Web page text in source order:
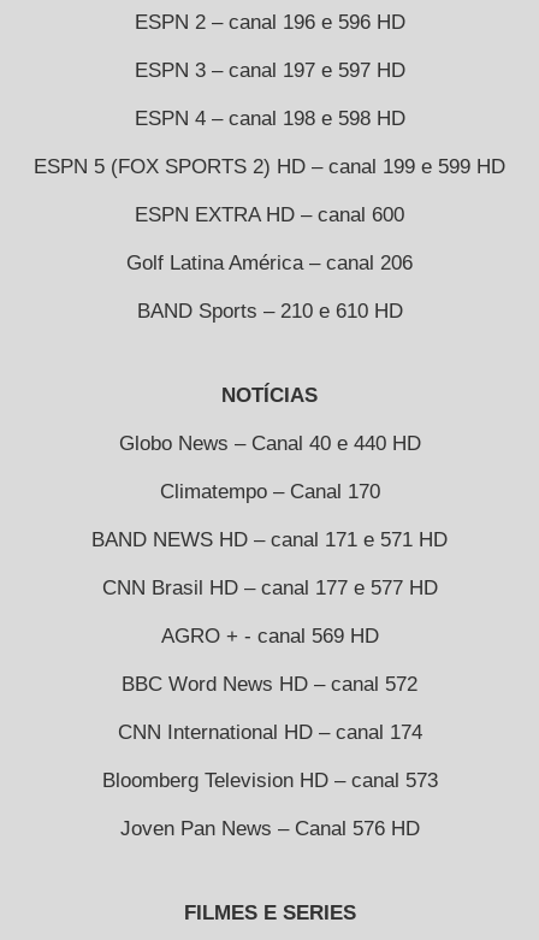
ESPN 2 – canal 196 e 596 HD
ESPN 3 – canal 197 e 597 HD
ESPN 4 – canal 198 e 598 HD
ESPN 5 (FOX SPORTS 2) HD – canal 199 e 599 HD
ESPN EXTRA HD – canal 600
Golf Latina América – canal 206
BAND Sports – 210 e 610 HD
NOTÍCIAS
Globo News – Canal 40 e 440 HD
Climatempo – Canal 170
BAND NEWS HD – canal 171 e 571 HD
CNN Brasil HD – canal 177 e 577 HD
AGRO + - canal 569 HD
BBC Word News HD – canal 572
CNN International HD – canal 174
Bloomberg Television HD – canal 573
Joven Pan News – Canal 576 HD
FILMES E SERIES